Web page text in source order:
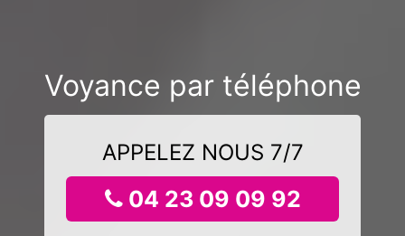
Voyance par téléphone
APPELEZ NOUS 7/7
04 23 09 09 92